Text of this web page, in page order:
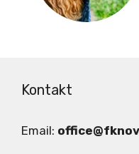
Kontakt
Email: